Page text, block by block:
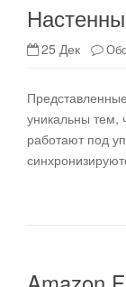
25 Дек
уникальны тем,
работают под